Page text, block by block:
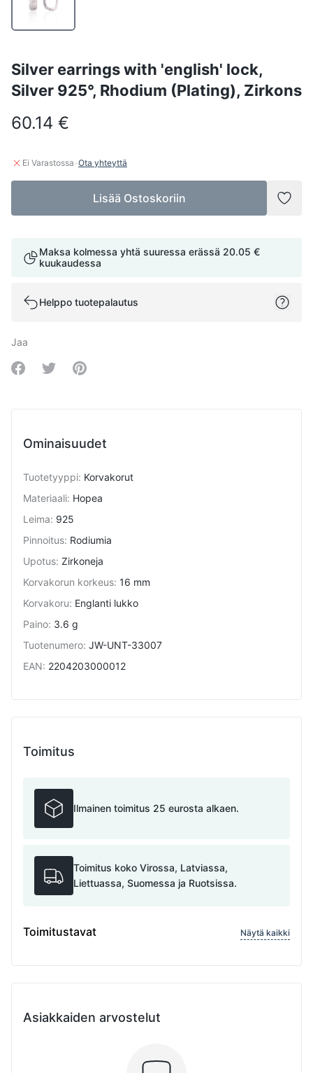
Silver earrings with 'english' lock,
Silver 925°, Rhodium (Plating), Zirkons
60.14 €
Ei Varastossa ·Ota yhteyttä
Lisää Ostoskoriin
Maksa kolmessa yhtä suuressa erässä 20.05 €
kuukaudessa
Helppo tuotepalautus
Jaa
Share on Facebook
Share on Twitter
Share on Pinterest
Ominaisuudet
Tuotetyyppi: Korvakorut
Materiaali: Hopea
Leima: 925
Pinnoitus: Rodiumia
Upotus: Zirkoneja
Korvakorun korkeus: 16 mm
Korvakoru: Englanti lukko
Paino: 3.6 g
Tuotenumero: JW-UNT-33007
EAN: 2204203000012
Toimitus
Ilmainen toimitus 25 eurosta alkaen.
Toimitus koko Virossa, Latviassa,
Liettuassa, Suomessa ja Ruotsissa.
Toimitustavat Näytä kaikki
Asiakkaiden arvostelut